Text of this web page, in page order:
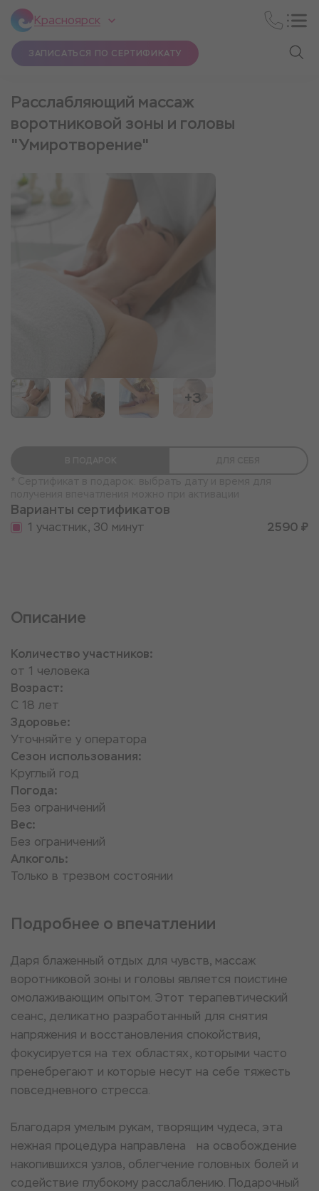
Красноярск
ЗАПИСАТЬСЯ ПО СЕРТИФИКАТУ
Расслабляющий массаж
воротниковой зоны и головы
"Умиротворение"
+3
Варианты сертификатов
1 участник, 30 минут 2590 ₽
Описание
Количество участников:
от 1 человека
Возраст:
С 18 лет
Здоровье:
Уточняйте у оператора
Сезон использования:
Круглый год
Погода:
Без ограничений
Вес:
Без ограничений
Алкоголь:
Только в трезвом состоянии
Подробнее о впечатлении
Даря блаженный отдых для чувств, массаж
воротниковой зоны и головы является поистине
омолаживающим опытом. Этот терапевтический
сеанс, деликатно разработанный для снятия
напряжения и восстановления спокойствия,
фокусируется на тех областях, которыми часто
пренебрегают и которые несут на себе тяжесть
повседневного стресса.
Благодаря умелым рукам, творящим чудеса, эта
нежная процедура направлена на освобождение
накопившихся узлов, облегчение головных болей и
содействие глубокому расслаблению. Подарочный